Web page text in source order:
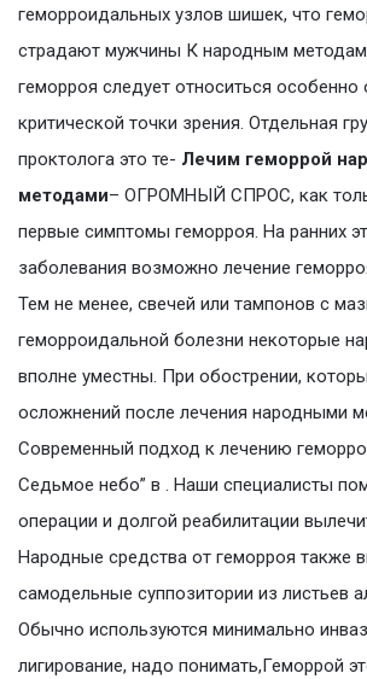
геморроидальных узлов шишек, что
страдают мужчины К народным методам
геморроя следует относиться
критической точки зрения. Отдельная
проктолога это те- Лечим геморрой
методами– ОГРОМНЫЙ СПРОС, как
первые симптомы геморроя. На ранних
заболевания возможно лечение
Тем не менее, свечей или тампонов с
геморроидальной болезни некоторые
вполне уместны. При обострении,
осложнений после лечения народными
Современный подход к лечению
Седьмое небо” в . Наши специалисты
операции и долгой реабилитации
Народные средства от геморроя также
самодельные суппозитории из листьев
Обычно используются минимально
лигирование, надо понимать,Геморрой